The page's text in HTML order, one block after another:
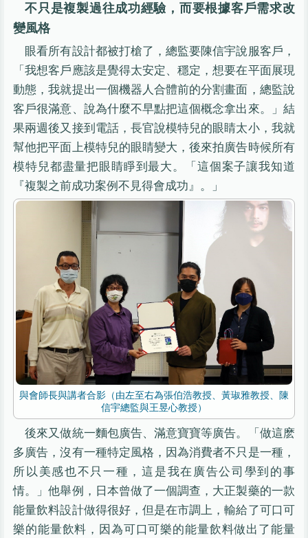
不只是複製過往成功經驗，而要根據客戶需求改
變風格
眼看所有設計都被打槍了，總監要陳信宇說服客戶，
「我想客戶應該是覺得太安定、穩定，想要在平面展現
動態，我就提出一個機器人合體前的分割畫面，總監說
客戶很滿意、說為什麼不早點把這個概念拿出來。」結
果兩週後又接到電話，長官說模特兒的眼睛太小，我就
幫他把平面上模特兒的眼睛變大，後來拍廣告時候所有
模特兒都盡量把眼睛睜到最大。「這個案子讓我知道
『複製之前成功案例不見得會成功』。」
與會師長與講者合影（由左至右為張伯浩教授、黃琡雅教授、陳
信宇總監與王昱心教授）
後來又做統一麵包廣告、滿意寶寶等廣告。「做這麽
多廣告，沒有一種特定風格，因為消費者不只是一種，
所以美感也不只一種，這是我在廣告公司學到的事
情。」他舉例，日本曾做了一個調查，大正製藥的一款
能量飲料設計做得很好，但是在市調上，輸給了可口可
樂的能量飲料，因為可口可樂的能量飲料做出了能量